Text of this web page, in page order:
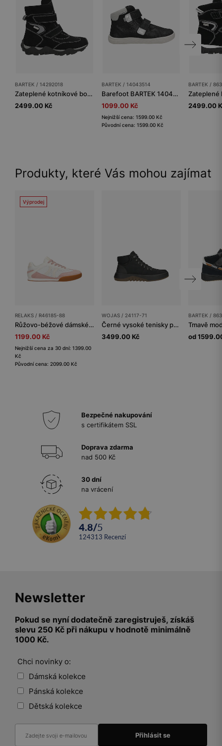
BARTEK / 14292018
Zateplené kotníkové boty BARTEK 14292018, černošedé
2499.00 Kč
BARTEK / 14043514
Barefoot BARTEK 14043514, pro chlapce, černé
1099.00 Kč
Nejnižší cena: 1599.00 Kč
Původní cena: 1599.00 Kč
BARTEK /
2499.00
Produkty, které Vás mohou zajímat
Výprodej
RELAKS / R46185-88
Růžovo-béžové dámské sneakers RELAKS s prodyšným mesh panelem
1199.00 Kč
Nejnižší cena za 30 dní: 1399.00
Kč
Původní cena: 2099.00 Kč
WOJAS / 24117-71
Černé vysoké tenisky pánské s hnědou vložkou na podrážce
3499.00 Kč
BARTEK /
od
Bezpečné nakupování
s certifikátem SSL
Doprava zdarma
nad 500 Kč
30 dní
na vrácení
4.8/5
124313 recenzí
Newsletter
Pokud se nyní dodatečně zaregistruješ, získáš
slevu 250 Kč při nákupu v hodnotě minimálně
1000 Kč.
Chci novinky o:
Dámská kolekce
Pánská kolekce
Dětská kolekce